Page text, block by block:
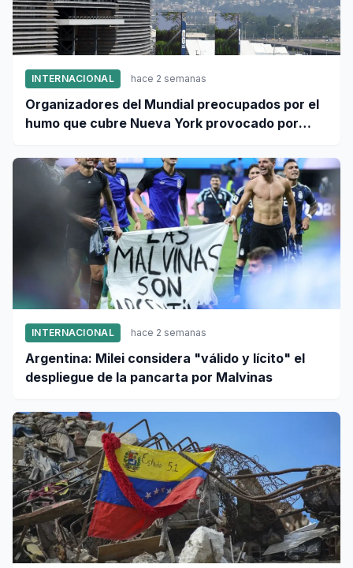
INTERNACIONAL hace 2 semanas
Organizadores del Mundial preocupados por el
humo que cubre Nueva York provocado por
INTERNACIONAL hace 2 semanas
Argentina: Milei considera "válido y lícito" el
despliegue de la pancarta por Malvinas